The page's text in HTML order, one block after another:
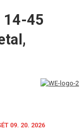
14-45
09. 20. 2026